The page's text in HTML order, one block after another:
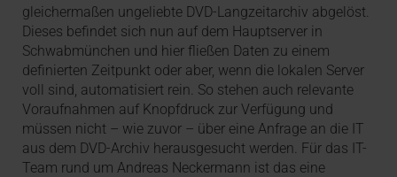
gleichermaßen ungeliebte DVD-Langzeitarchiv abgelöst.
Dieses befindet sich nun auf dem Hauptserver in
Schwabmünchen und hier fließen Daten zu einem
definierten Zeitpunkt oder aber, wenn die lokalen Server
voll sind, automatisiert rein. So stehen auch relevante
Voraufnahmen auf Knopfdruck zur Verfügung und
müssen nicht – wie zuvor – über eine Anfrage an die IT
aus dem DVD-Archiv herausgesucht werden. Für das IT-
Team rund um Andreas Neckermann ist das eine